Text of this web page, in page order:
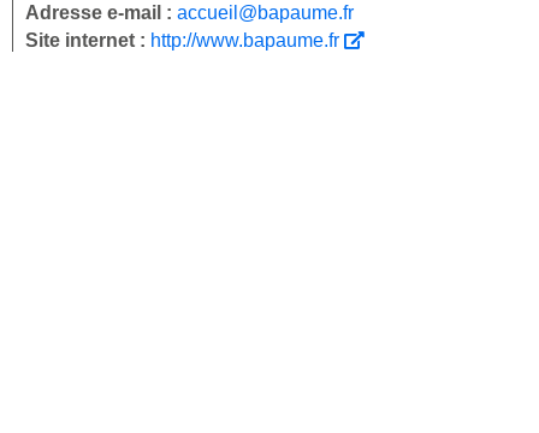
Adresse e-mail : accueil@bapaume.fr
Site internet : http://www.bapaume.fr